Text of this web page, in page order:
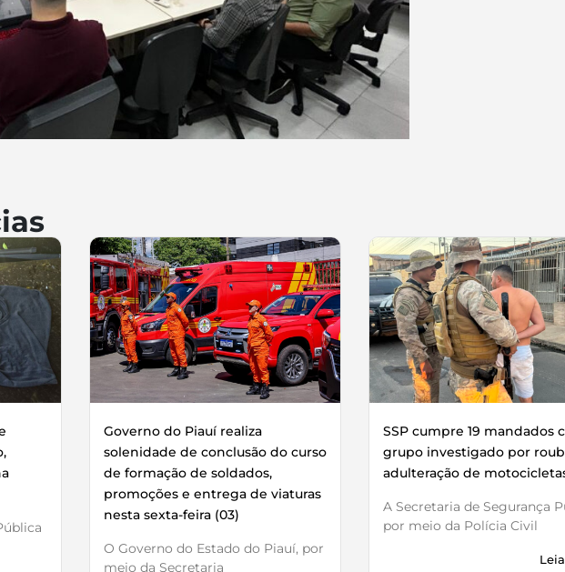
Governo do Piauí realiza
solenidade de conclusão do curso
de formação de soldados,
promoções e entrega de viaturas
nesta sexta-feira (03)
O Governo do Estado do Piauí, por
meio da Secretaria
SSP cumpre 19 mandados
grupo investigado por
adulteração de
A Secretaria de Segurança
por meio da Polícia Civil